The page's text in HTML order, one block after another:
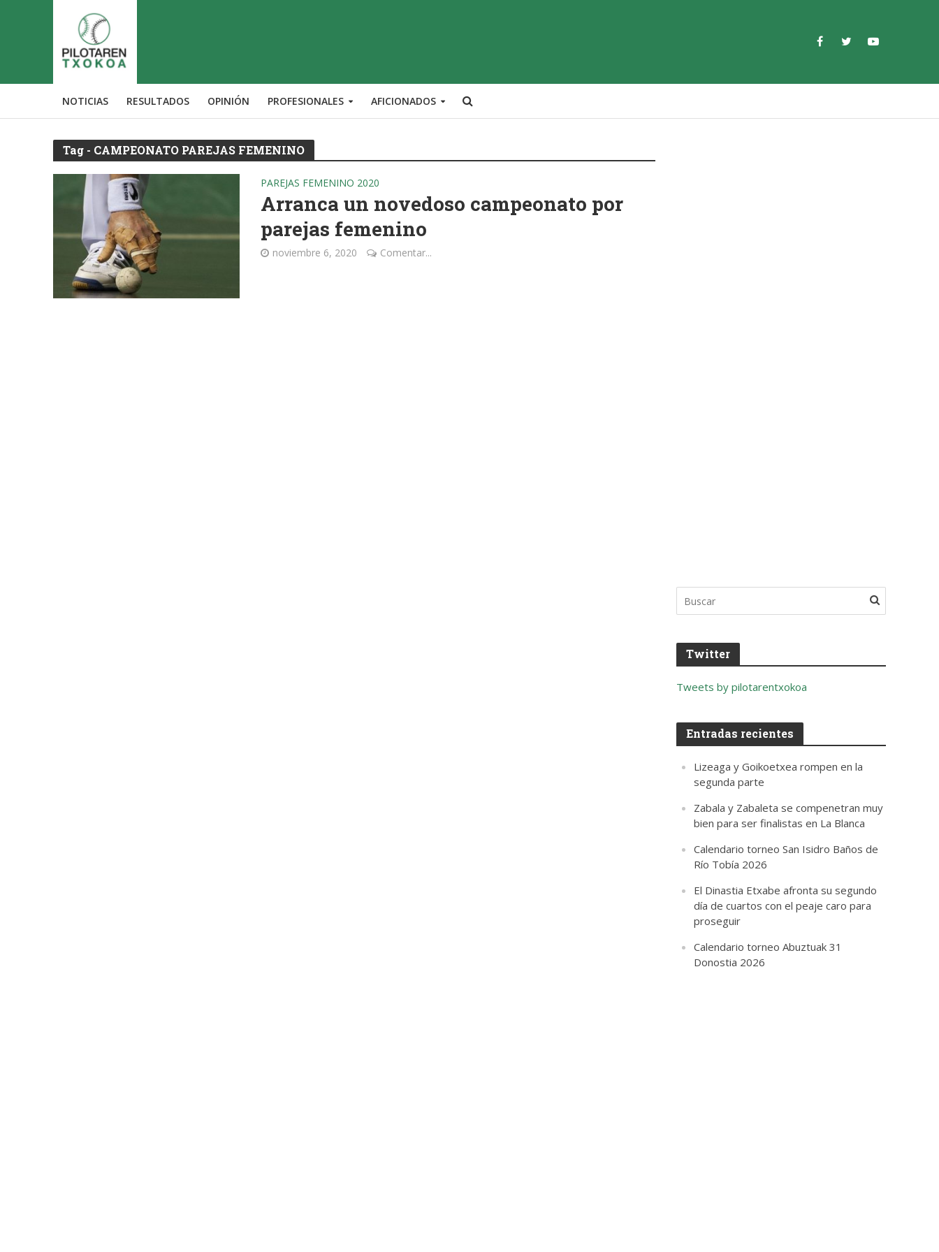
NOTICIAS RESULTADOS OPINIÓN PROFESIONALES AFICIONADOS
Tag - CAMPEONATO PAREJAS FEMENINO
PAREJAS FEMENINO 2020
Arranca un novedoso campeonato por
parejas femenino
noviembre 6, 2020 Comentar...
Twitter
Tweets by pilotarentxokoa
Entradas recientes
Lizeaga y Goikoetxea rompen en la
segunda parte
Zabala y Zabaleta se compenetran muy
bien para ser finalistas en La Blanca
Calendario torneo San Isidro Baños de
Río Tobía 2026
El Dinastia Etxabe afronta su segundo
día de cuartos con el peaje caro para
proseguir
Calendario torneo Abuztuak 31
Donostia 2026